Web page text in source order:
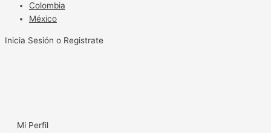
Colombia
México
Inicia Sesión o Registrate
Mi Perfil